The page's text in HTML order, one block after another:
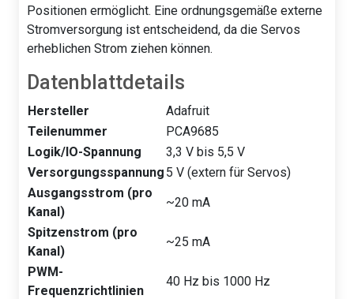
Positionen ermöglicht. Eine ordnungsgemäße externe
Stromversorgung ist entscheidend, da die Servos
erheblichen Strom ziehen können.
Datenblattdetails
Hersteller
Adafruit
Teilenummer
PCA9685
Logik/IO-Spannung
3,3 V bis 5,5 V
Versorgungsspannung 5 V (extern für Servos)
Ausgangsstrom (pro
Kanal)
~20 mA
Spitzenstrom (pro
Kanal)
~25 mA
PWM-
Frequenzrichtlinien
40 Hz bis 1000 Hz